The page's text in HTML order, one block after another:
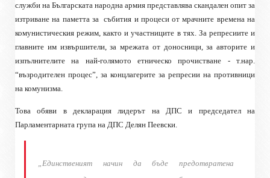
служби на Българската народна армия представлява скандален опит за
изтриване на паметта за събития и процеси от мрачните времена на
комунистическия режим, както и участниците в тях. За репресиите и
главните им извършители, за мрежата от доносници, за авторите и
изпълнителите на най-голямото етническо прочистване - т.нар.
“възродителен процес”, за концлагерите за репресии на противници
на комунизма.
Това обяви в декларация лидерът на ДПС и председател на
Парламентарната група на ДПС Делян Пеевски.
„Единственият начин да бъде предотвратена